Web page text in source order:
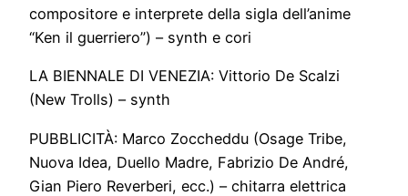
compositore e interprete della sigla dell’anime
“Ken il guerriero”) – synth e cori
LA BIENNALE DI VENEZIA: Vittorio De Scalzi
(New Trolls) – synth
PUBBLICITÀ: Marco Zoccheddu (Osage Tribe,
Nuova Idea, Duello Madre, Fabrizio De André,
Gian Piero Reverberi, ecc.) – chitarra elettrica